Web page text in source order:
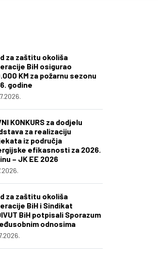
za zaštitu okoliša
BiH osigurao
KM za požarnu sezonu
godine
KONKURS za dodjelu
za realizaciju
iz područja
efikasnosti za 2026.
– JK EE 2026
za zaštitu okoliša
BiH i Sindikat
BiH potpisali Sporazum
odnosima